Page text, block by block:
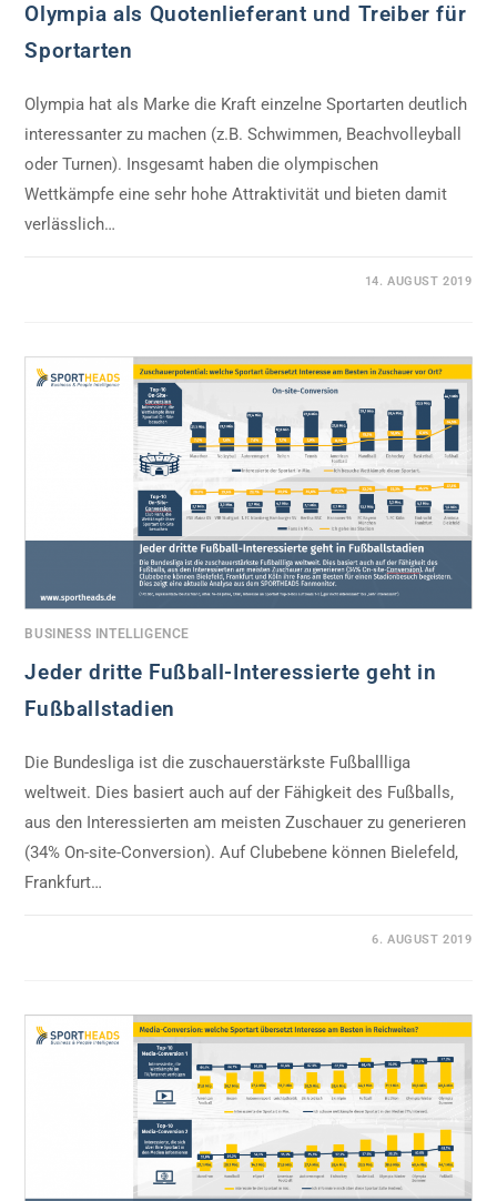
Olympia als Quotenlieferant und Treiber für
Sportarten
Olympia hat als Marke die Kraft einzelne Sportarten deutlich
interessanter zu machen (z.B. Schwimmen, Beachvolleyball
oder Turnen). Insgesamt haben die olympischen
Wettkämpfe eine sehr hohe Attraktivität und bieten damit
verlässlich…
14. AUGUST 2019
BUSINESS INTELLIGENCE
Jeder dritte Fußball-Interessierte geht in
Fußballstadien
Die Bundesliga ist die zuschauerstärkste Fußballliga
weltweit. Dies basiert auch auf der Fähigkeit des Fußballs,
aus den Interessierten am meisten Zuschauer zu generieren
(34% On-site-Conversion). Auf Clubebene können Bielefeld,
Frankfurt…
6. AUGUST 2019